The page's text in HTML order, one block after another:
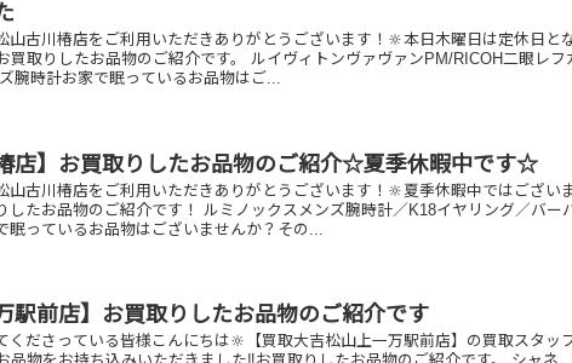
山古川椿店をご利用いただきありがとうございます！🔆本日木曜日は定休日と
買取りしたお品物のご紹介です。 ルイヴィトンヴァヴァンPM/RICOH二眼レフ
腕時計お家で眠っているお品物はご...
椿店】お買取りしたお品物のご紹介☆夏季休暇中です☆
山古川椿店をご利用いただきありがとうございます！🔆夏季休暇中ではござい
したお品物のご紹介です！ ルミノックスメンズ腕時計／K18イヤリング／バー
眠っているお品物はございませんか？その...
駅前店】お買取りしたお品物のご紹介です
くださっている皆様こんにちは🔆【買取大吉松山上一万駅前店】の買取スタッ